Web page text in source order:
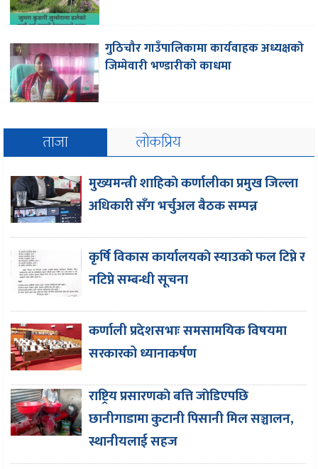
गुठिचौर गाउँपालिकामा कार्यवाहक अध्यक्षको
जिम्मेवारी भण्डारीकाे काधमा
ताजा लोकप्रिय
मुख्यमन्त्री शाहिकाे कर्णालीका प्रमुख जिल्ला
अधिकारी सँग भर्चुअल बैठक सम्पन्न
कृर्षि विकास कार्यालयकाे स्याउकाे फल टिप्ने र
नटिप्ने सम्बन्धी सूचना
कर्णाली प्रदेशसभाः समसामयिक विषयमा
सरकारको ध्यानाकर्षण
राष्ट्रिय प्रसारणकाे बत्ति जाेडिएपछि
छानीगाडामा कुटानी पिसानी मिल सञ्चालन,
स्थानीयलाई सहज